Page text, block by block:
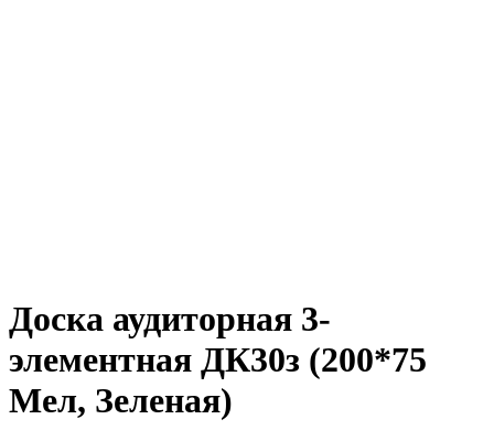
Доска аудиторная 3-
элементная ДК30з (200*75
Мел, Зеленая)